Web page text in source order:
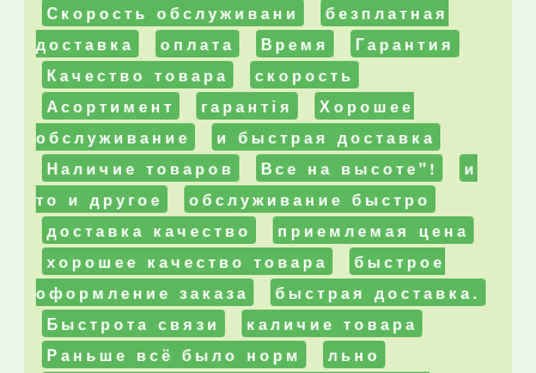
Скорость обслуживани
безплатная
доставка
оплата Время
Гарантия
Качество товара
скорость
Асортимент
гарантія
Хорошее
обслуживание
и быстрая доставка
Наличие товаров
Все на высоте"!
и
то и другое
обслуживание быстро
доставка качество
приемлемая цена
хорошее качество товара
быстрое
оформление заказа
быстрая доставка.
Быстрота связи
каличие товара
Раньше всё было норм
льно